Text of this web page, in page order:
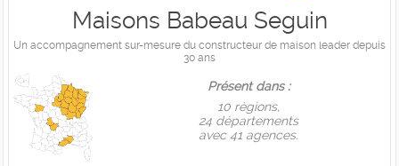
Maisons Babeau Seguin
Un accompagnement sur-mesure du constructeur de maison leader depuis
30 ans
Présent dans :
10 règions,
24 départements
avec 41 agences.